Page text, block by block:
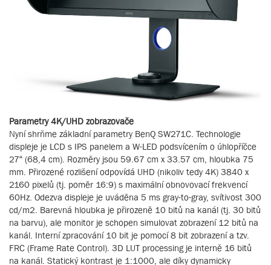
Parametry 4K/UHD zobrazovače
Nyní shrňme základní parametry BenQ SW271C. Technologie
displeje je LCD s IPS panelem a W-LED podsvícením o úhlopříčce
27“ (68,4 cm). Rozměry jsou 59.67 cm x 33.57 cm, hloubka 75
mm. Přirozené rozlišení odpovídá UHD (nikoliv tedy 4K) 3840 x
2160 pixelů (tj. poměr 16:9) s maximální obnovovací frekvencí
60Hz. Odezva displeje je uváděna 5 ms gray-to-gray, svítivost 300
cd/m2. Barevná hloubka je přirozeně 10 bitů na kanál (tj. 30 bitů
na barvu), ale monitor je schopen simulovat zobrazení 12 bitů na
kanál. Interní zpracování 10 bit je pomocí 8 bit zobrazení a tzv.
FRC (Frame Rate Control). 3D LUT processing je interně 16 bitů
na kanál. Statický kontrast je 1:1000, ale díky dynamicky